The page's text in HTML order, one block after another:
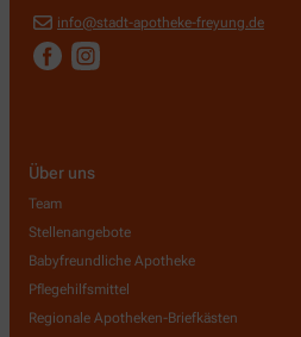
info@stadt-apotheke-freyung.de
Über uns
Team
Stellenangebote
Babyfreundliche Apotheke
Pflegehilfsmittel
Regionale Apotheken-Briefkästen